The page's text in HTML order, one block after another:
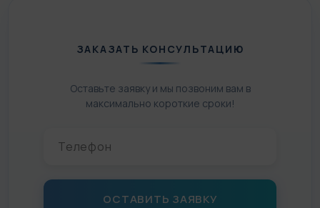
ЗАКАЗАТЬ КОНСУЛЬТАЦИЮ
Оставьте заявку и мы позвоним вам в
максимально короткие сроки!